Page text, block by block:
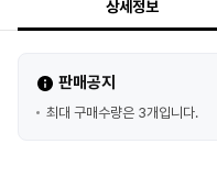
상세정보
판매공지
최대 구매수량은 3개입니다.